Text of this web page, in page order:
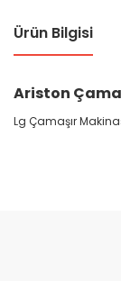
Ürün Bilgisi
Ariston
Lg Çamaşır
Ürün resmi